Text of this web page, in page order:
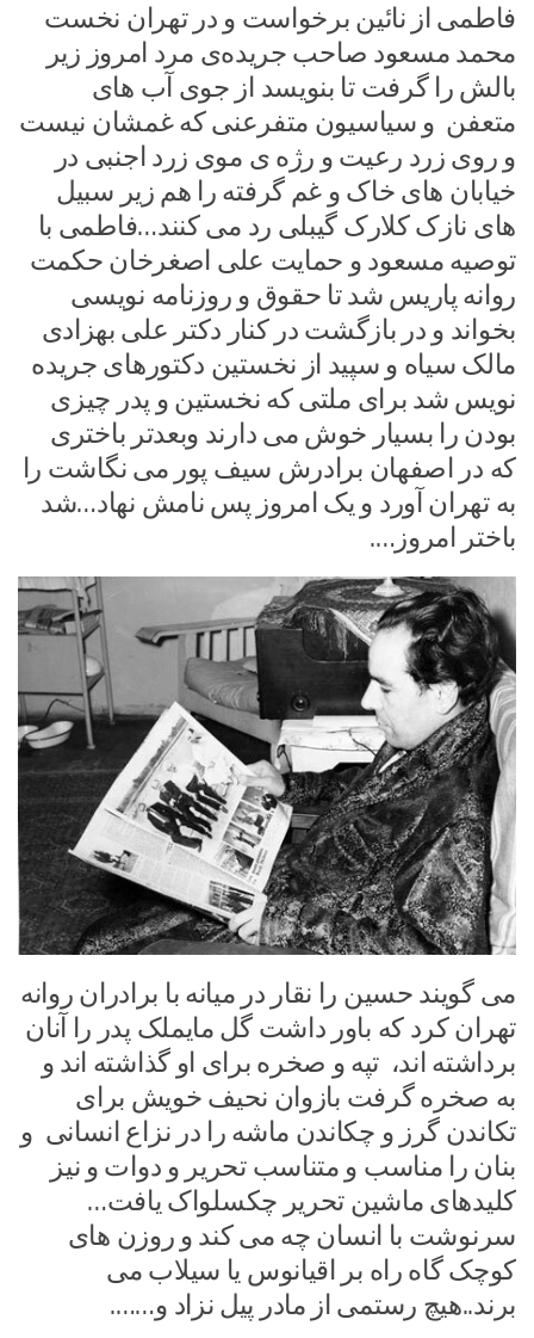
فاطمی از نائین برخواست و در تهران نخست
محمد مسعود صاحب جریده‌ی مرد امروز زیر
بالش را گرفت تا بنویسد از جوی آب های
متعفن و سیاسیون متفرعنی که غمشان نیست
و روی زرد رعیت و رژه ی موی زرد اجنبی در
خیابان های خاک و غم گرفته را هم زیر سبیل
های نازک کلارک گیبلی رد می کنند…فاطمی با
توصیه مسعود و حمایت علی اصغرخان حکمت
روانه پاریس شد تا حقوق و روزنامه نویسی
بخواند و در بازگشت در کنار دکتر علی بهزادی
مالک سیاه و سپید از نخستین دکتورهای جریده
نویس شد برای ملتی که نخستین و پدر چیزی
بودن را بسیار خوش می دارند وبعدتر باختری
که در اصفهان برادرش سیف پور می نگاشت را
به تهران آورد و یک امروز پس نامش نهاد…شد
باختر امروز….
می گویند حسین را نقار در میانه با برادران روانه
تهران کرد که باور داشت گل مایملک پدر را آنان
برداشته اند، تپه و صخره برای او گذاشته اند و
به صخره گرفت بازوان نحیف خویش برای
تکاندن گرز و چکاندن ماشه را در نزاع انسانی و
بنان را مناسب و متناسب تحریر و دوات و نیز
کلیدهای ماشین تحریر چکسلواک یافت…
سرنوشت با انسان چه می کند و روزن های
کوچک گاه راه بر اقیانوس یا سیلاب می
برند..هیچ رستمی از مادر پیل نزاد و…….